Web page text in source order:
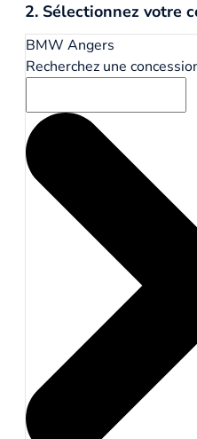
2. Sélectionnez votre
BMW Angers
Recherchez une